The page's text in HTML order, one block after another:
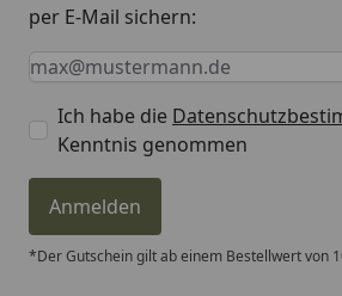
Reiter
Dachrinnenbedarf
per E-Mail sichern:
Keine Eingabe erforderlich
Eingabe erforderlich
E-Mail *
Ich habe die
Kenntnis genommen
Anmelden
*Der Gutschein gilt ab einem Bestellwert von